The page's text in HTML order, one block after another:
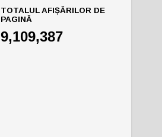
TOTALUL AFIȘĂRILOR DE
PAGINĂ
9,109,387